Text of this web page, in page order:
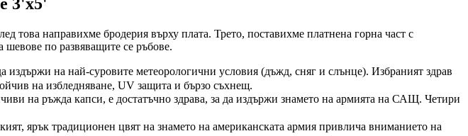
това направихме бродерия върху плата. Трето, поставихме платнена горна част с
по развяващите се ръбове.
на най-суровите метеорологични условия (дъжд, сняг и слънце). Избраният здрав
на избледняване, UV защита и бързо съхнещ.
на ръжда капси, е достатъчно здрава, за да издържи знамето на армията на САЩ. Четири
ярък традиционен цвят на знамето на американската армия привлича вниманието на